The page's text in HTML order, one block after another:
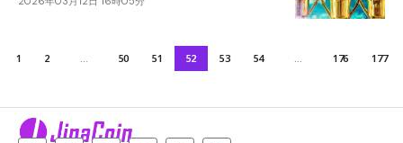
1 2 50 51 52 53 54 176 177